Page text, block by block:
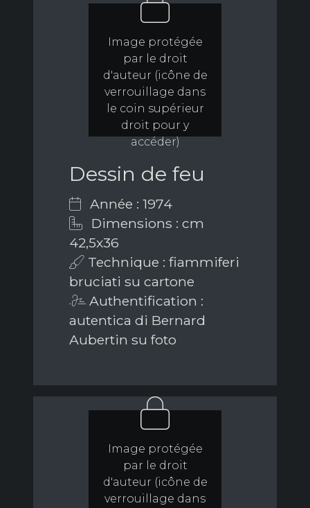
Image protégée
par le droit
d'auteur (icône de
verrouillage dans
le coin supérieur
droit pour y
accéder)
Dessin de feu
Année : 1974
Dimensions : cm
42,5x36
Technique : fiammiferi
bruciati su cartone
Authentification :
autentica di Bernard
Aubertin su foto
Image protégée
par le droit
d'auteur (icône de
verrouillage dans